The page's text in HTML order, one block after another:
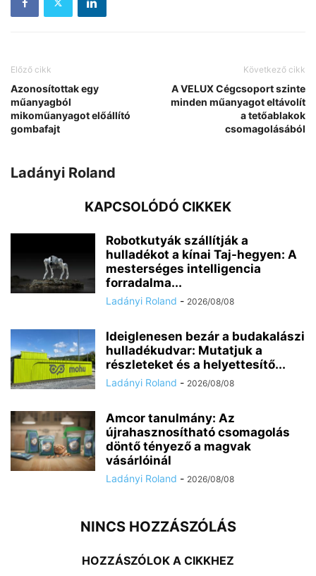
Előző cikk
Azonosítottak egy
műanyagból
mikoműanyagot előállító
gombafajt
Következő cikk
A VELUX Cégcsoport szinte
minden műanyagot eltávolít
a tetőablakok
csomagolásából
Ladányi Roland
KAPCSOLÓDÓ CIKKEK
Robotkutyák szállítják a
hulladékot a kínai Taj-hegyen: A
mesterséges intelligencia
forradalma...
Ladányi Roland - 2026/08/08
Ideiglenesen bezár a budakalászi
hulladékudvar: Mutatjuk a
részleteket és a helyettesítő...
Ladányi Roland - 2026/08/08
Amcor tanulmány: Az
újrahasznosítható csomagolás
döntő tényező a magvak
vásárlóinál
Ladányi Roland - 2026/08/08
NINCS HOZZÁSZÓLÁS
HOZZÁSZÓLOK A CIKKHEZ